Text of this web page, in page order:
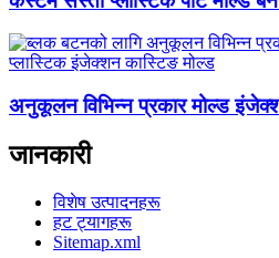
अनुकूलन विभिन्न प्रकार मोल्ड
जानकारी
विशेष उत्पादनहरू
हट ट्यागहरू
Sitemap.xml